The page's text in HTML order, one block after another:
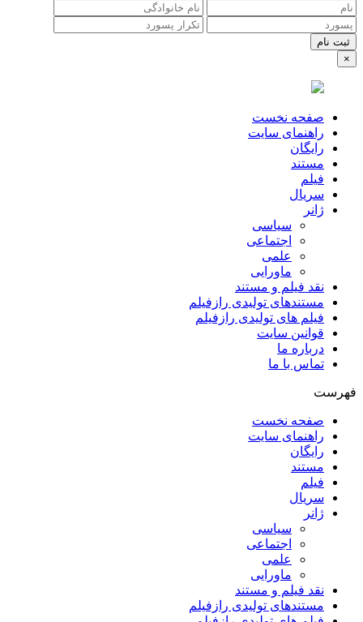
×
صفحه نخست
راهنمای سایت
رایگان
مستند
فیلم
سریال
ژانر
سیاسی
اجتماعی
علمی
ماورایی
نقد فیلم و مستند
مستندهای تولیدی رازفیلم
فیلم های تولیدی رازفیلم
قوانین سایت
درباره ما
تماس با ما
فهرست
صفحه نخست
راهنمای سایت
رایگان
مستند
فیلم
سریال
ژانر
سیاسی
اجتماعی
علمی
ماورایی
نقد فیلم و مستند
مستندهای تولیدی رازفیلم